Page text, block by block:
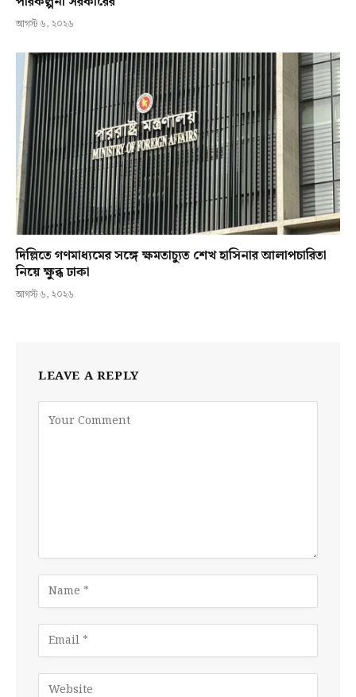
আগস্ট ৬, ২০২৬
দিল্লিতে গণমাধ্যমের সঙ্গে ক্ষমতাচ্যুত শেখ হাসিনার আলাপচারিতা
নিয়ে ক্ষুব্ধ ঢাকা
আগস্ট ৬, ২০২৬
LEAVE A REPLY